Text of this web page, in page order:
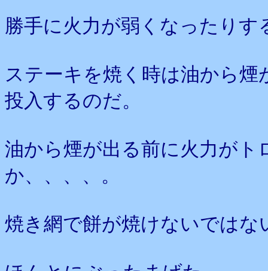
勝手に火力が弱くなったりす
ステーキを焼く時は油から
投入するのだ。
油から煙が出る前に火力が
か、、、、。
焼き網で餅が焼けないではな